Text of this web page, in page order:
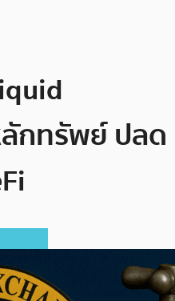
ลักทรัพย์ ปลด